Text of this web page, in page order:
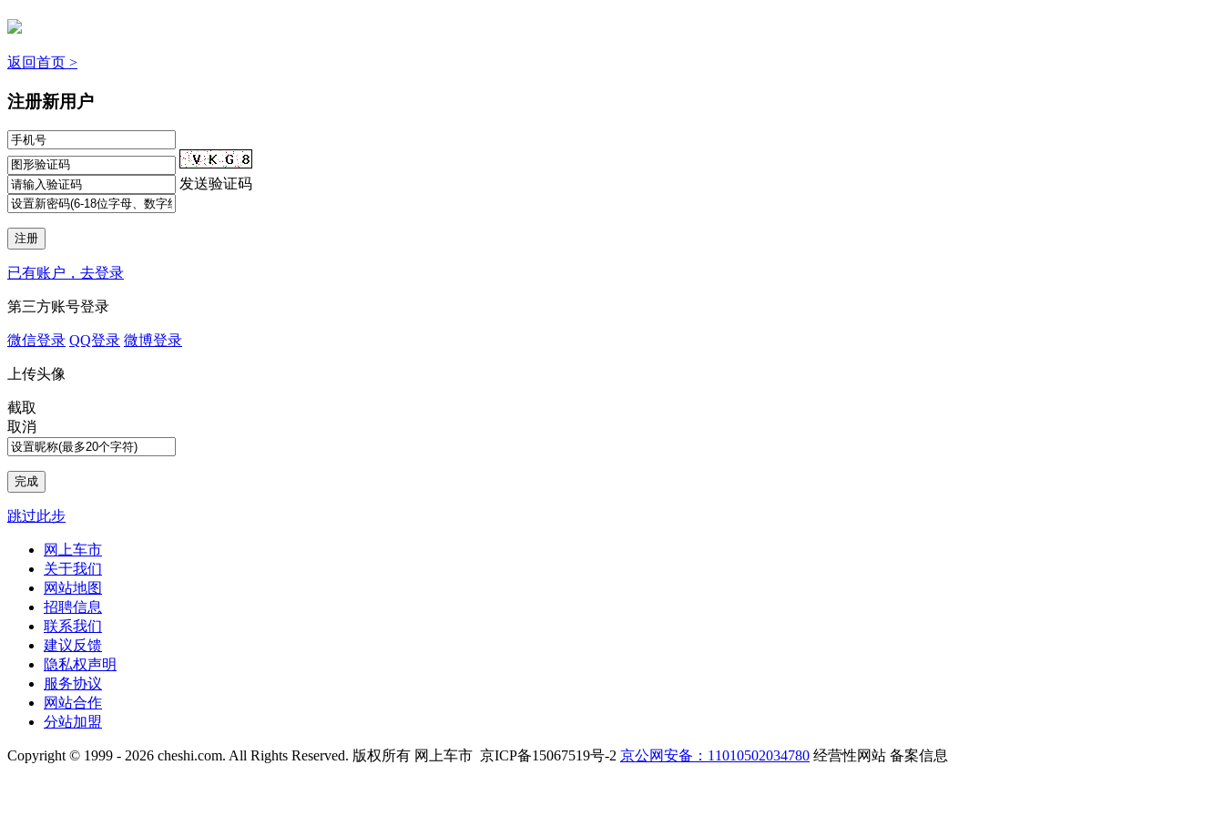
返回首页 >
注册新用户
发送验证码
已有账户，去登录
第三方账号登录
微信登录 QQ登录 微博登录
上传头像
截取
取消
跳过此步
网上车市
关于我们
网站地图
招聘信息
联系我们
建议反馈
隐私权声明
服务协议
网站合作
分站加盟
Copyright © 1999 - 2026 cheshi.com. All Rights Reserved. 版权所有 网上车市 京ICP备15067519号-2 京公网安备：11010502034780 经营性网站 备案信息